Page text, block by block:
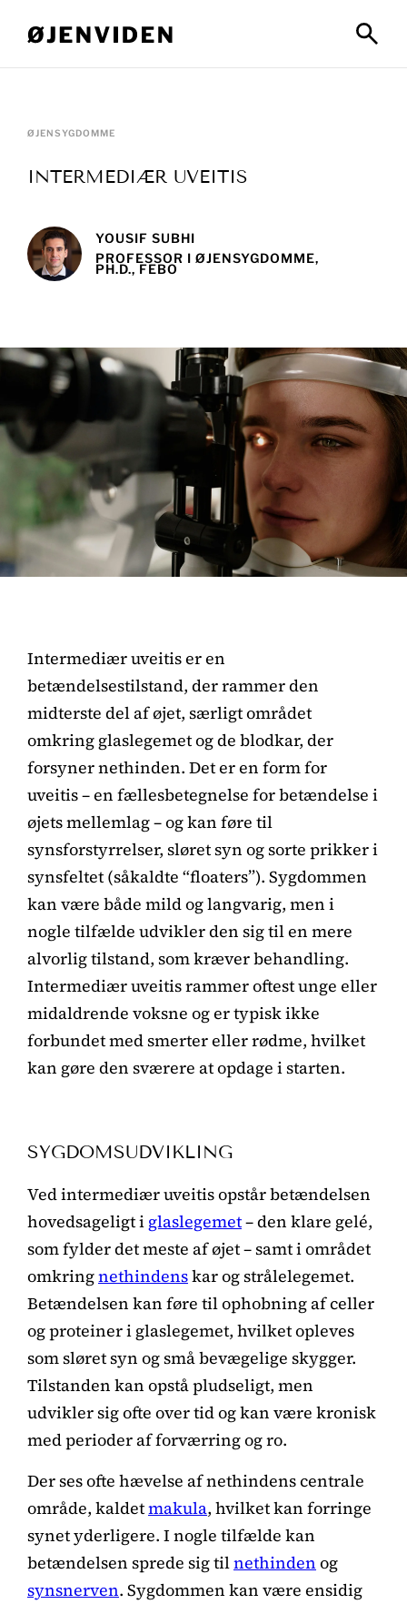
ØJENSYGDOMME
INTERMEDIÆR UVEITIS
YOUSIF SUBHI
PROFESSOR I ØJENSYGDOMME,
PH.D., FEBO
Intermediær uveitis er en
betændelsestilstand, der rammer den
midterste del af øjet, særligt området
omkring glaslegemet og de blodkar, der
forsyner nethinden. Det er en form for
uveitis – en fællesbetegnelse for betændelse i
øjets mellemlag – og kan føre til
synsforstyrrelser, sløret syn og sorte prikker i
synsfeltet (såkaldte “floaters”). Sygdommen
kan være både mild og langvarig, men i
nogle tilfælde udvikler den sig til en mere
alvorlig tilstand, som kræver behandling.
Intermediær uveitis rammer oftest unge eller
midaldrende voksne og er typisk ikke
forbundet med smerter eller rødme, hvilket
kan gøre den sværere at opdage i starten.
SYGDOMSUDVIKLING
Ved intermediær uveitis opstår betændelsen
hovedsageligt i glaslegemet– den klare gelé,
som fylder det meste af øjet – samt i området
omkringnethindenskar og strålelegemet.
Betændelsen kan føre til ophobning af celler
og proteiner i glaslegemet, hvilket opleves
som sløret syn og små bevægelige skygger.
Tilstanden kan opstå pludseligt, men
udvikler sig ofte over tid og kan være kronisk
med perioder af forværring og ro.
Der ses ofte hævelse af nethindens centrale
område, kaldetmakula, hvilket kan forringe
synet yderligere. I nogle tilfælde kan
betændelsen sprede sig tilnethinden og
synsnerven. Sygdommen kan være ensidig